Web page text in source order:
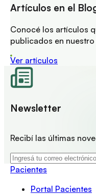
Artículos en el
Conocé los artículos
publicados en
Ver artículos
Newsletter
Recibí las últimas
Pacientes
Portal Pacientes